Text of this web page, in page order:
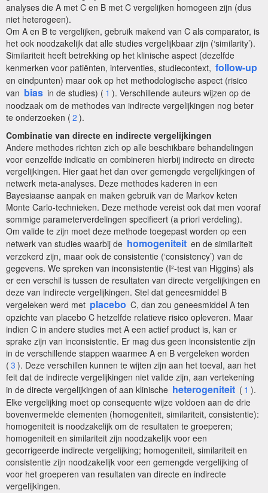
analyses die A met C en B met C vergelijken homogeen zijn (dus
niet heterogeen).
Om A en B te vergelijken, gebruik makend van C als comparator, is
het ook noodzakelijk dat alle studies vergelijkbaar zijn (‘similarity’).
Similariteit heeft betrekking op het klinische aspect (dezelfde
kenmerken voor patiënten, interventies, studiecontext, follow-up
en eindpunten) maar ook op het methodologische aspect (risico
van bias in de studies) ( 1 ). Verschillende auteurs wijzen op de
noodzaak om de methodes van indirecte vergelijkingen nog beter
te onderzoeken ( 2 ).
Combinatie van directe en indirecte vergelijkingen
Andere methodes richten zich op alle beschikbare behandelingen
voor eenzelfde indicatie en combineren hierbij indirecte en directe
vergelijkingen. Hier gaat het dan over gemengde vergelijkingen of
netwerk meta-analyses. Deze methodes kaderen in een
Bayesiaanse aanpak en maken gebruik van de Markov keten
Monte Carlo-technieken. Deze methode vereist ook dat men vooraf
sommige parameterverdelingen specifieert (a priori verdeling).
Om valide te zijn moet deze methode toegepast worden op een
netwerk van studies waarbij de homogeniteit en de similariteit
verzekerd zijn, maar ook de consistentie (‘consistency’) van de
gegevens. We spreken van inconsistentie (I²-test van Higgins) als
er een verschil is tussen de resultaten van directe vergelijkingen en
deze van indirecte vergelijkingen. Stel dat geneesmiddel B
vergeleken werd met placebo C, dan zou geneesmiddel A ten
opzichte van placebo C hetzelfde relatieve risico opleveren. Maar
indien C in andere studies met A een actief product is, kan er
sprake zijn van inconsistentie. Er mag dus geen inconsistentie zijn
in de verschillende stappen waarmee A en B vergeleken worden
( 3 ). Deze verschillen kunnen te wijten zijn aan het toeval, aan het
feit dat de indirecte vergelijkingen niet valide zijn, aan vertekening
in de directe vergelijkingen of aan klinische heterogeniteit ( 1 ).
Elke vergelijking moet op consequente wijze voldoen aan de drie
bovenvermelde elementen (homogeniteit, similariteit, consistentie):
homogeniteit is noodzakelijk om de resultaten te groeperen;
homogeniteit en similariteit zijn noodzakelijk voor een
gecorrigeerde indirecte vergelijking; homogeniteit, similariteit en
consistentie zijn noodzakelijk voor een gemengde vergelijking of
voor het groeperen van resultaten van directe en indirecte
vergelijkingen.